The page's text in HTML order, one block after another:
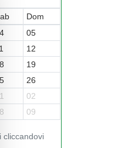
Dom
05
12
19
26
02
09
cliccandovi